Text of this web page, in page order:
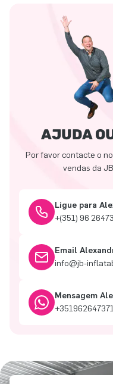
AJUDA
Por favor contacte o
vendas da
Ligue para
+(351) 96
Email
info@jb-
Mensagem